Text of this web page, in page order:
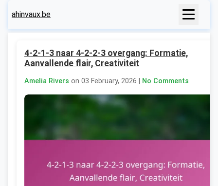
ahinvaux.be
4-2-1-3 naar 4-2-2-3 overgang: Formatie,
Aanvallende flair, Creativiteit
Amelia Rivers on 03 February, 2026 | No Comments